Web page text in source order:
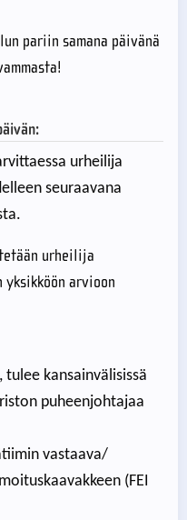
pariin samana päivänä
urheilija
seuraavana
urheilija
arvioon
kansainvälisissä
puheenjohtajaa
vastaava/
(FEI